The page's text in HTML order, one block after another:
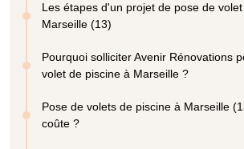
Les étapes d'un projet de pose de
Marseille (13)
Pourquoi solliciter Avenir Rénovations
volet de piscine à Marseille ?
Pose de volets de piscine à Marseille
coûte ?